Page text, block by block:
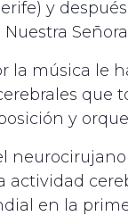
y
la música le
que
y
actividad
en la